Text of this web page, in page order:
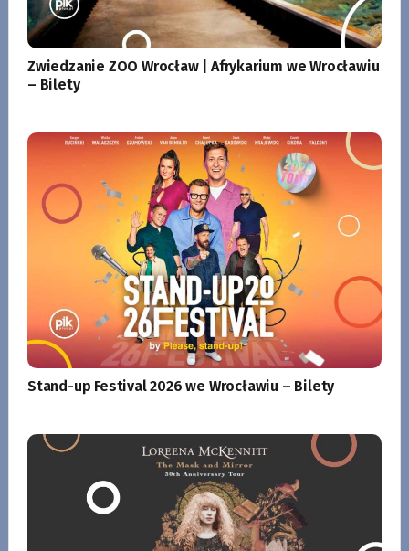
Zwiedzanie ZOO Wrocław | Afrykarium we Wrocławiu
– Bilety
Stand-up Festival 2026 we Wrocławiu – Bilety